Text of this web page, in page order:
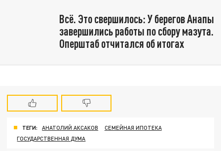
Всё. Это свершилось: У берегов Анапы
завершились работы по сбору мазута.
Оперштаб отчитался об итогах
ТЕГИ: АНАТОЛИЙ АКСАКОВ
СЕМЕЙНАЯ ИПОТЕКА
ГОСУДАРСТВЕННАЯ ДУМА